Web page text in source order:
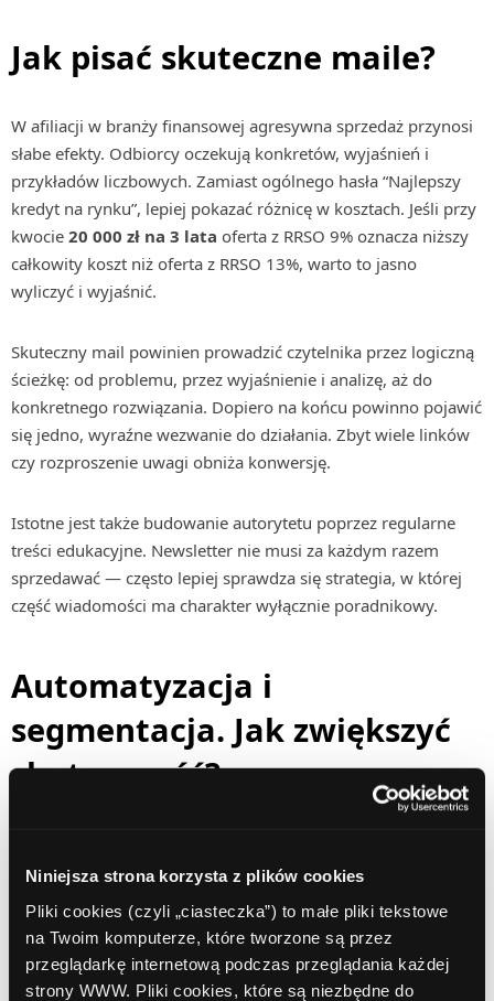
Niniejsza strona korzysta z plików cookies
Pliki cookies (czyli „ciasteczka”) to małe pliki tekstowe
na Twoim komputerze, które tworzone są przez
przeglądarkę internetową podczas przeglądania każdej
strony WWW. Pliki cookies, które są niezbędne do
Jak pisać skuteczne maile?
W afiliacji w branży finansowej agresywna sprzedaż przynosi
słabe efekty. Odbiorcy oczekują konkretów, wyjaśnień i
przykładów liczbowych. Zamiast ogólnego hasła “Najlepszy
kredyt na rynku”, lepiej pokazać różnicę w kosztach. Jeśli przy
kwocie 20 000 zł na 3 lata oferta z RRSO 9% oznacza niższy
całkowity koszt niż oferta z RRSO 13%, warto to jasno
wyliczyć i wyjaśnić.
Skuteczny mail powinien prowadzić czytelnika przez logiczną
ścieżkę: od problemu, przez wyjaśnienie i analizę, aż do
konkretnego rozwiązania. Dopiero na końcu powinno pojawić
się jedno, wyraźne wezwanie do działania. Zbyt wiele linków
czy rozproszenie uwagi obniża konwersję.
Istotne jest także budowanie autorytetu poprzez regularne
treści edukacyjne. Newsletter nie musi za każdym razem
sprzedawać — często lepiej sprawdza się strategia, w której
część wiadomości ma charakter wyłącznie poradnikowy.
Automatyzacja i
segmentacja. Jak zwiększyć
skuteczność?
zachowania użytkownika. Jeśli ktoś pobrał poradnik o
rozwijających ten temat. Z kolei osoba, która kliknęła w ofertę
konta oszczędnościowego, powinna dostać treści związane z
oszczędzaniem.